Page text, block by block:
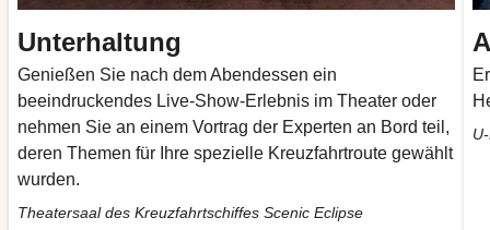
Unterhaltung
Genießen Sie nach dem Abendessen ein
beeindruckendes Live-Show-Erlebnis im Theater oder
nehmen Sie an einem Vortrag der Experten an Bord teil,
deren Themen für Ihre spezielle Kreuzfahrtroute gewählt
wurden.
Theatersaal des Kreuzfahrtschiffes Scenic Eclipse